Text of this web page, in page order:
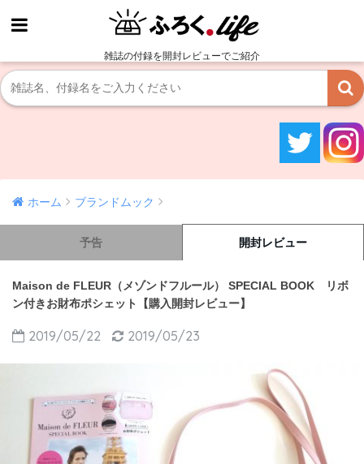
雑誌の付録を開封レビューでご紹介
ホーム ブランドムック
予告 開封レビュー
Maison de FLEUR（メゾンドフルール） SPECIAL BOOK リボ
ン付きお財布ポシェット【購入開封レビュー】
2019/05/22 2019/05/23